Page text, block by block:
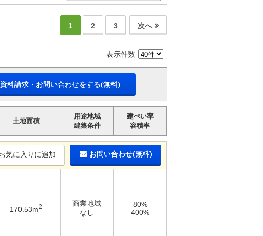
1 2 3 次へ
表示件数
資料請求・お問い合わせをする(無料)
土地面積
用途地域
建築条件
建ぺい率
容積率
気に入りに追加 お問い合わせ(無料)
170.53m2
商業地域
なし
80%
400%